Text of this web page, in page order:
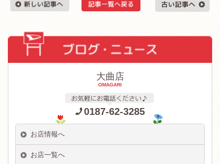
大曲店
OMAGARI
0187-62-3285
お店情報へ
お店一覧へ